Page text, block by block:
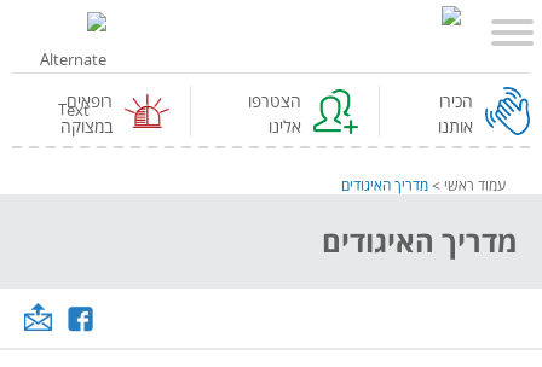
הכירו
אותנו
הצטרפו
אלינו
רופאים
במצוקה
עמוד ראשי>מדריך האיגודים
מדריך האיגודים